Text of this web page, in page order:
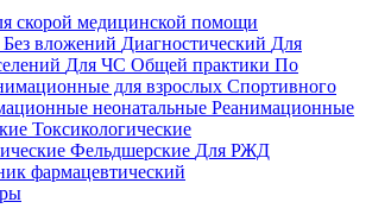
скорой медицинской помощи
Без вложений Диагностический Для
Для ЧС Общей практики По
для взрослых Спортивного
неонатальные Реанимационные
Токсикологические
Фельдшерские Для РЖД
фармацевтический